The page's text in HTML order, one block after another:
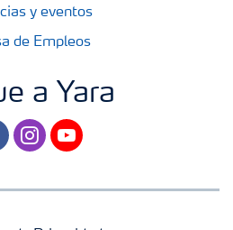
y eventos
de Empleos
a Yara
instagram
youtube